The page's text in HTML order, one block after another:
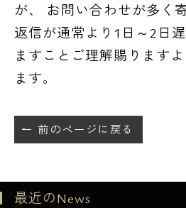
が、 お問い合わせが多く
返信が通常より1日～2日
ますことご理解賜ります
ます。
前のページに戻る
最近のNews